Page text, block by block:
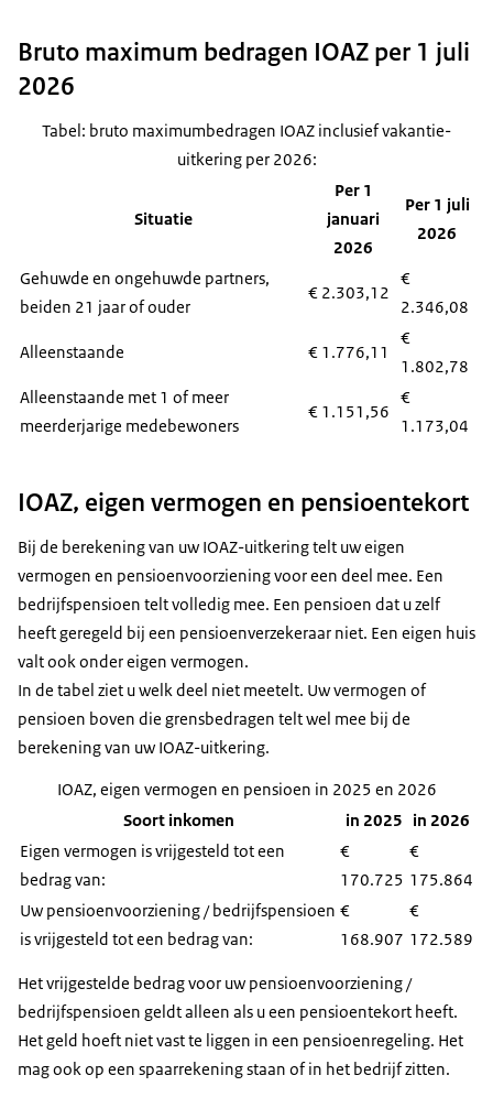
Bruto maximum bedragen IOAZ per 1 juli
2026
Situatie
Per 1
januari
2026
Per 1 juli
2026
Tabel: bruto maximumbedragen IOAZ inclusief vakantie-
uitkering per 2026:
Gehuwde en ongehuwde partners,
beiden 21 jaar of ouder
€ 2.303,12
€
2.346,08
Alleenstaande € 1.776,11
€
1.802,78
Alleenstaande met 1 of meer
meerderjarige medebewoners
€ 1.151,56
€
1.173,04
IOAZ, eigen vermogen en pensioentekort
Bij de berekening van uw IOAZ-uitkering telt uw eigen
vermogen en pensioenvoorziening voor een deel mee. Een
bedrijfspensioen telt volledig mee. Een pensioen dat u zelf
heeft geregeld bij een pensioenverzekeraar niet. Een eigen huis
valt ook onder eigen vermogen.
In de tabel ziet u welk deel niet meetelt. Uw vermogen of
pensioen boven die grensbedragen telt wel mee bij de
berekening van uw IOAZ-uitkering.
Soort inkomen in 2025 in 2026
IOAZ, eigen vermogen en pensioen in 2025 en 2026
Eigen vermogen is vrijgesteld tot een
bedrag van:
€
170.725
€
175.864
Uw pensioenvoorziening / bedrijfspensioen
is vrijgesteld tot een bedrag van:
€
168.907
€
172.589
Het vrijgestelde bedrag voor uw pensioenvoorziening /
bedrijfspensioen geldt alleen als u een pensioentekort heeft.
Het geld hoeft niet vast te liggen in een pensioenregeling. Het
mag ook op een spaarrekening staan of in het bedrijf zitten.